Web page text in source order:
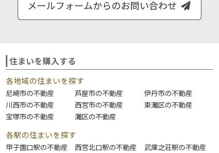
住まいを購入する
各地域の住まいを探す
尼崎市の不動産 芦屋市の不動産
伊丹市の不動産
川西市の不動産
西宮市の不動産
東灘区の不動産
宝塚市の不動産
灘区の不動産
各駅の住まいを探す
甲子園口駅の不動産 西宮北口駅の不動産
武庫之荘駅の不動産